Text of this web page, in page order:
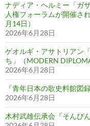
ナディア・ヘルミー「ガ
人権フォーラムが開催
月14日）
2026年6月28日
ゲオルギ・アサトリアン
ち」（MODERN
2026年6月28日
『青年日本の歌史料館図
2026年6月28日
木村武雄伝承会『そんぴ